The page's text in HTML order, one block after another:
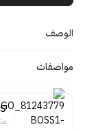
الوصف
مواصفات